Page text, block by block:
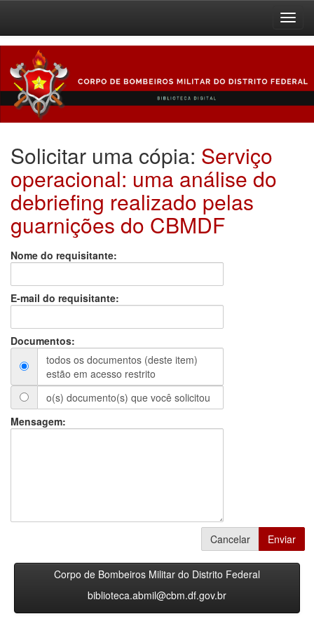
navigation
Solicitar uma cópia: Serviço
operacional: uma análise do
debriefing realizado pelas
guarnições do CBMDF
Nome do requisitante:
E-mail do requisitante:
Documentos:
todos os documentos (deste item)
estão em acesso restrito
o(s) documento(s) que você solicitou
Mensagem:
Cancelar Enviar
Corpo de Bombeiros Militar do Distrito Federal
biblioteca.abmil@cbm.df.gov.br